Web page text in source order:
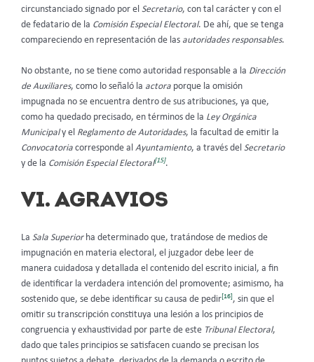
circunstanciado signado por el Secretario, con tal carácter y con el
de fedatario de la Comisión Especial Electoral. De ahí, que se tenga
compareciendo en representación de las autoridades responsables.
No obstante, no se tiene como autoridad responsable a la Dirección
de Auxiliares, como lo señaló la actora porque la omisión
impugnada no se encuentra dentro de sus atribuciones, ya que,
como ha quedado precisado, en términos de la Ley Orgánica
Municipaly el Reglamento de Autoridades, la facultad de emitir la
Convocatoria corresponde al Ayuntamiento, a través del Secretario
y de la Comisión Especial Electoral[15].
VI. AGRAVIOS
La Sala Superiorha determinado que, tratándose de medios de
impugnación en materia electoral, el juzgador debe leer de
manera cuidadosa y detallada el contenido del escrito inicial, a fin
de identificar la verdadera intención del promovente; asimismo, ha
sostenido que, se debe identificar su causa de pedir[16], sin que el
omitir su transcripción constituya una lesión a los principios de
congruencia y exhaustividad por parte de este Tribunal Electoral,
dado que tales principios se satisfacen cuando se precisan los